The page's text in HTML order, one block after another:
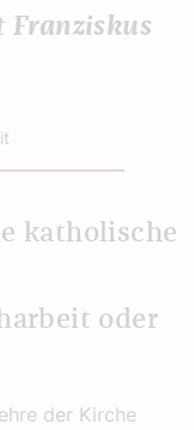
Franziskus
katholische
oder
der Kirche